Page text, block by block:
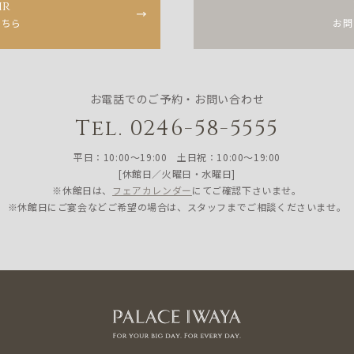
ら お
お電話でのご予約・お問い合わせ
Tel. 0246-58-5555
平日：10:00〜19:00 土日祝：10:00〜19:00
[休館日／火曜日・水曜日]
※休館日は、 フェアカレンダーにてご確認下さいませ。
※休館日にご宴会などご希望の場合は、スタッフまでご相談くださいませ。